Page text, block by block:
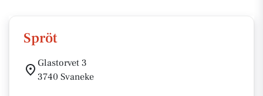
Spröt
Glastorvet 3
3740 Svaneke